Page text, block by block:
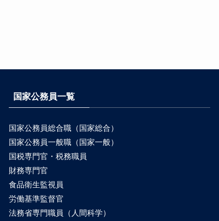
国家公務員一覧
国家公務員総合職（国家総合）
国家公務員一般職（国家一般）
国税専門官・税務職員
財務専門官
食品衛生監視員
労働基準監督官
法務省専門職員（人間科学）